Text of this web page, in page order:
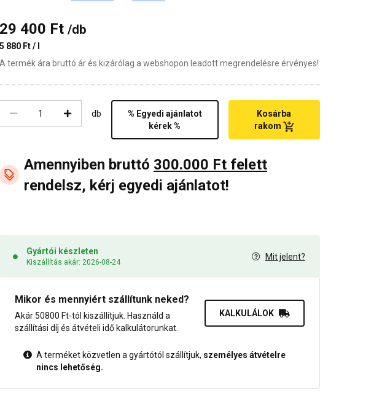
29 400 Ft /db
5 880 Ft / l
A termék ára bruttó ár és kizárólag a webshopon leadott megrendelésre érvényes!
db
% Egyedi ajánlatot
kérek %
Kosárba
rakom
Amennyiben bruttó 300.000 Ft felett
rendelsz, kérj egyedi ajánlatot!
Gyártói készleten
Kiszállítás akár: 2026-08-24
Mit jelent?
Mikor és mennyiért szállítunk neked?
Akár 50800 Ft-tól kiszállítjuk. Használd a
szállítási díj és átvételi idő kalkulátorunkat.
KALKULÁLOK
A terméket közvetlen a gyártótól szállítjuk, személyes átvételre
nincs lehetőség.